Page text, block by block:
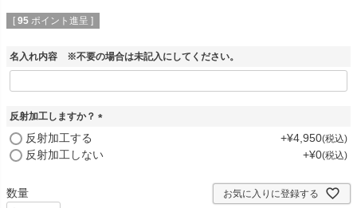
[ 95 ポイント進呈 ]
名入れ内容 ※不要の場合は未記入にしてください。
反射加工しますか？
反射加工する +¥4,950 税込
反射加工しない +¥0 税込
お気に入りに登録する